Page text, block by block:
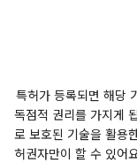
특허가 등록되면 해당
독점적 권리를 가지게
로 보호된 기술을 활용
허권자만이 할 수 있어